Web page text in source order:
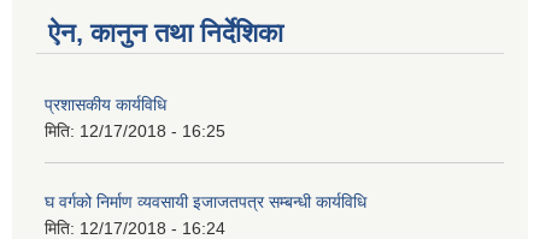
ऐन, कानुन तथा निर्देशिका
प्रशासकीय कार्यविधि
मिति: 12/17/2018 - 16:25
घ वर्गको निर्माण व्यवसायी इजाजतपत्र सम्बन्धी कार्यविधि
मिति: 12/17/2018 - 16:24